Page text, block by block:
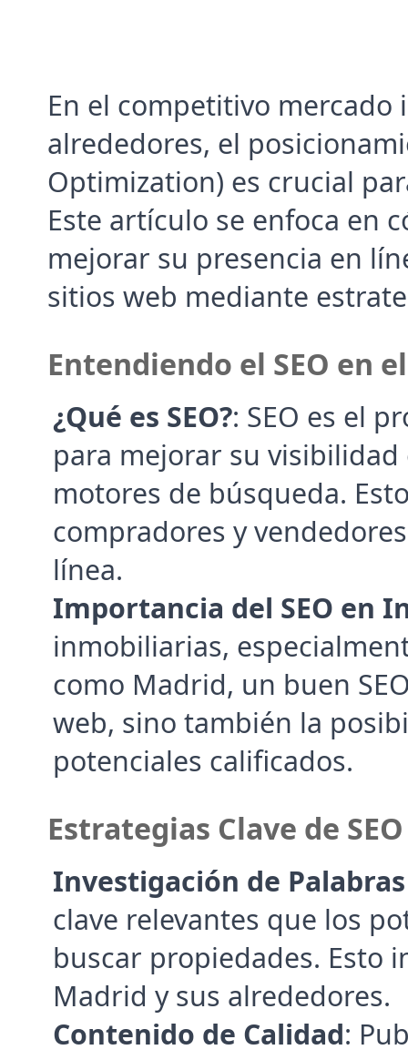
En el competitivo
alrededores, el
Optimization) es crucial
Este artículo se enfoca en
mejorar su presencia en
sitios web mediante
Entendiendo el SEO en
¿Qué es SEO?: SEO es el
para mejorar su
motores de búsqueda.
compradores y
línea.
Importancia del SEO en
inmobiliarias,
como Madrid, un buen
web, sino también la
potenciales calificados.
Estrategias Clave de
Investigación de
clave relevantes que los
buscar propiedades. Esto
Madrid y sus alrededores.
Contenido de Calidad: